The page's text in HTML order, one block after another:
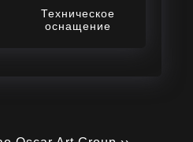
Техническое
оснащение